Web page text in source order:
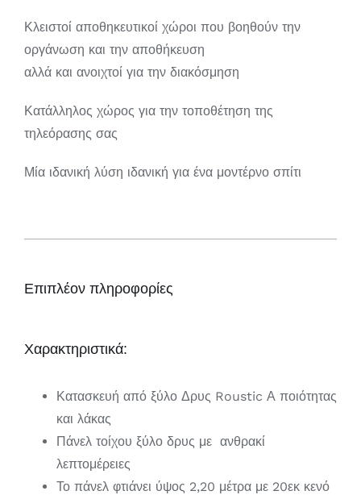
Επιπλέον πληροφορίες
Χαρακτηριστικά:
Κατασκευή από ξύλο Δρυς Roustic Α ποιότητας
και λάκας
Πάνελ τοίχου ξύλο δρυς με ανθρακί
λεπτομέρειες
Το πάνελ φτιάνει ύψος 2,20 μέτρα με 20εκ κενό
Κλειστοί αποθηκευτικοί χώροι που βοηθούν την
οργάνωση και την αποθήκευση
αλλά και ανοιχτοί για την διακόσμηση
Κατάλληλος χώρος για την τοποθέτηση της
τηλεόρασης σας
Μία ιδανική λύση ιδανική για ένα μοντέρνο σπίτι